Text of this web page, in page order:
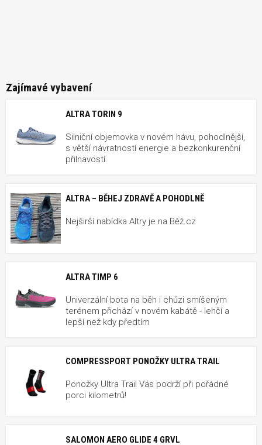
Zajímavé vybavení
ALTRA TORIN 9
Silniční objemovka v novém hávu, pohodlnější,
s větší návratností energie a bezkonkurenční
přilnavostí.
ALTRA – BĚHEJ ZDRAVĚ A POHODLNĚ
Nejširší nabídka Altry je na Běž.cz
ALTRA TIMP 6
Univerzální bota na běh i chůzi smíšeným
terénem přichází v novém kabátě - lehčí a
lepší než kdy předtím
COMPRESSPORT PONOŽKY ULTRA TRAIL
Ponožky Ultra Trail Vás podrží při pořádné
porci kilometrů!
SALOMON AERO GLIDE 4 GRVL